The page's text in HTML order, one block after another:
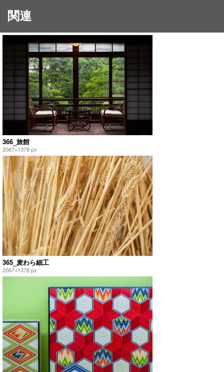
関連
366_旅館
2067×1378 px
365_麦わら細工
2067×1378 px